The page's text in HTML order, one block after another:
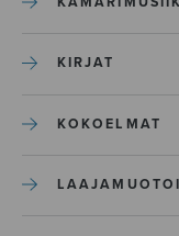
KIRJAT
KOKOELMAT